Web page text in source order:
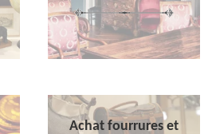
Achat fourrures et